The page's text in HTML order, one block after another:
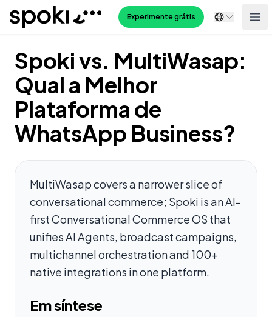
Spoki Experimente grátis
Spoki vs. MultiWasap:
Qual a Melhor
Plataforma de
WhatsApp Business?
MultiWasap covers a narrower slice of
conversational commerce; Spoki is an AI-
first Conversational Commerce OS that
unifies AI Agents, broadcast campaigns,
multichannel orchestration and 100+
native integrations in one platform.
Em síntese